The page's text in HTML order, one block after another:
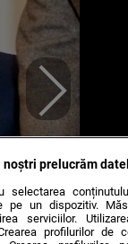
prelucrăm
selectarea
pe un dispozitiv.
serviciilor.
profilurilor de